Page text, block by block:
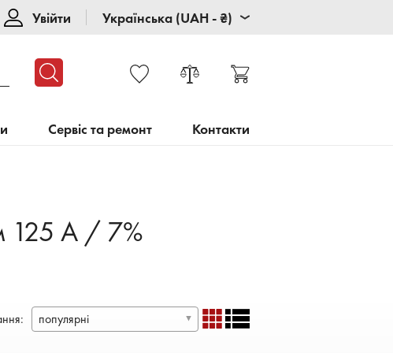
Увійти Українська (UAH - ₴)
Сервіс та ремонт Контакти
125 А / 7%
: популярні